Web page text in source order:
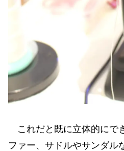
これだと既に立体的にで
ファー、サドルやサンダル